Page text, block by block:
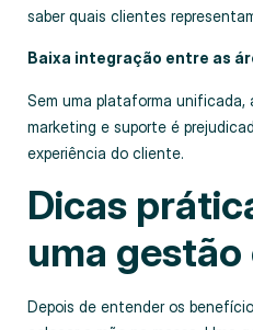
saber quais clientes
Baixa integração entre as
Sem uma plataforma
marketing e suporte é
experiência do cliente.
Dicas
uma
Depois de entender os